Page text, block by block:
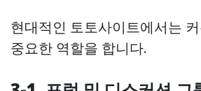
현대적인 토토사이트에서는
중요한 역할을 합니다.